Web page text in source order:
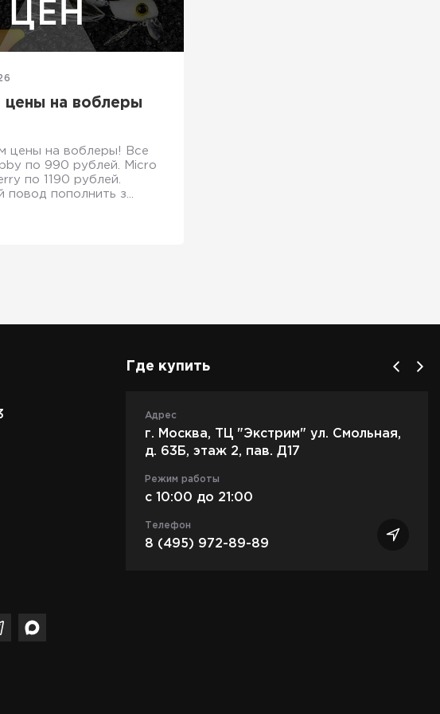
цены на воблеры
цены на воблеры! Все
по 990 рублей. Micro
по 1190 рублей.
повод пополнить з...
Где купить
5
Адрес
г. Москва, ТЦ "Экстрим" ул. Смольная,
д. 63Б, этаж 2, пав. Д17
Режим работы
c 10:00 до 21:00
Телефон
8 (495) 972-89-89